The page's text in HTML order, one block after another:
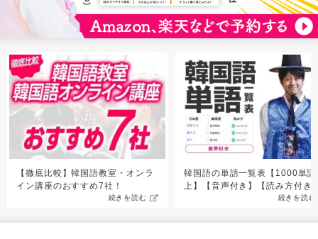
【徹底比較】韓国語教室・オンラ
イン講座のおすすめ7社！
続きを読む
韓国語の単語一覧表【1000単語
上】【音声付き】【読み方付き
続きを読む